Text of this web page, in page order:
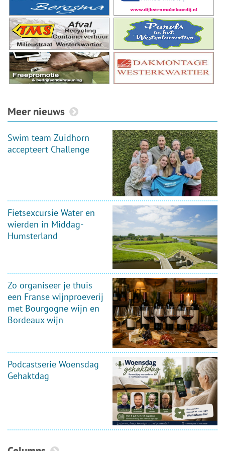
Meer nieuws
Swim team Zuidhorn
accepteert Challenge
Fietsexcursie Water en
wierden in Middag-
Humsterland
Zo organiseer je thuis
een Franse wijnproeverij
met Bourgogne wijn en
Bordeaux wijn
Podcastserie Woensdag
Gehaktdag